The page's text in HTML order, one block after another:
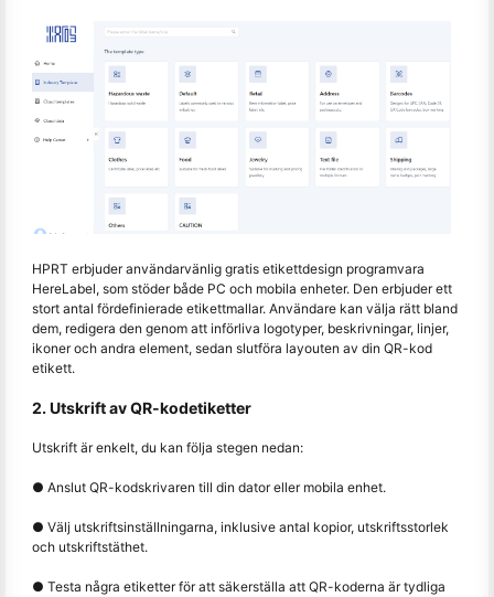
HPRT erbjuder användarvänlig gratis etikettdesign programvara
HereLabel, som stöder både PC och mobila enheter. Den erbjuder ett
stort antal fördefinierade etikettmallar. Användare kan välja rätt bland
dem, redigera den genom att införliva logotyper, beskrivningar, linjer,
ikoner och andra element, sedan slutföra layouten av din QR-kod
etikett.
2. Utskrift av QR-kodetiketter
Utskrift är enkelt, du kan följa stegen nedan:
● Anslut QR-kodskrivaren till din dator eller mobila enhet.
● Välj utskriftsinställningarna, inklusive antal kopior, utskriftsstorlek
och utskriftstäthet.
● Testa några etiketter för att säkerställa att QR-koderna är tydliga